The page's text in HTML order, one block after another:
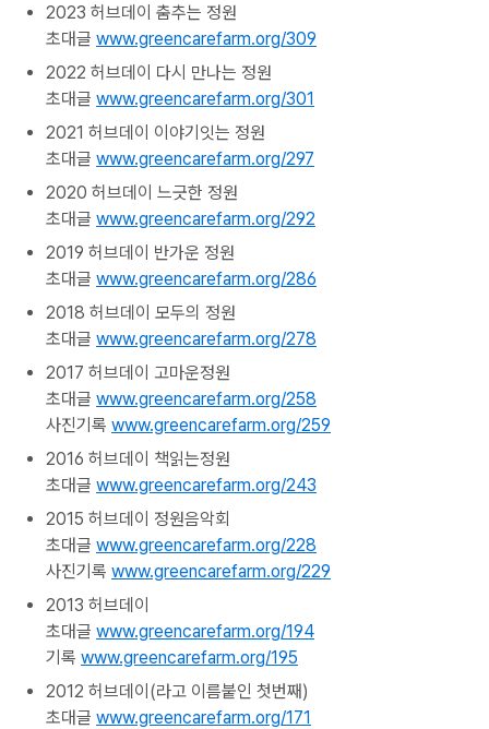
2023 허브데이 춤추는 정원
초대글 www.greencarefarm.org/309
2022 허브데이 다시 만나는 정원
초대글 www.greencarefarm.org/301
2021 허브데이 이야기잇는 정원
초대글 www.greencarefarm.org/297
2020 허브데이 느긋한 정원
초대글 www.greencarefarm.org/292
2019 허브데이 반가운 정원
초대글 www.greencarefarm.org/286
2018 허브데이 모두의 정원
초대글 www.greencarefarm.org/278
2017 허브데이 고마운정원
초대글 www.greencarefarm.org/258
사진기록 www.greencarefarm.org/259
2016 허브데이 책읽는정원
초대글 www.greencarefarm.org/243
2015 허브데이 정원음악회
초대글 www.greencarefarm.org/228
사진기록 www.greencarefarm.org/229
2013 허브데이
초대글 www.greencarefarm.org/194
기록 www.greencarefarm.org/195
2012 허브데이(라고 이름붙인 첫번째)
초대글 www.greencarefarm.org/171